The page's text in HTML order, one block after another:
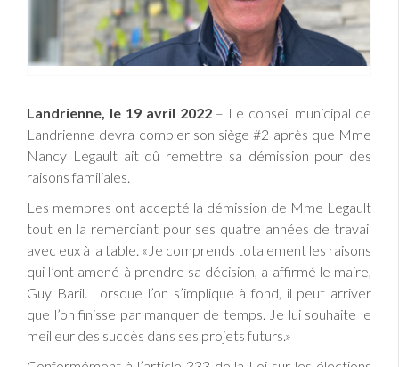
Landrienne, le 19 avril 2022– Le conseil municipal de
Landrienne devra combler son siège #2 après que Mme
Nancy Legault ait dû remettre sa démission pour des
raisons familiales.
Les membres ont accepté la démission de Mme Legault
tout en la remerciant pour ses quatre années de travail
avec eux à la table. «Je comprends totalement les raisons
qui l’ont amené à prendre sa décision, a affirmé le maire,
Guy Baril. Lorsque l’on s’implique à fond, il peut arriver
que l’on finisse par manquer de temps. Je lui souhaite le
meilleur des succès dans ses projets futurs.»